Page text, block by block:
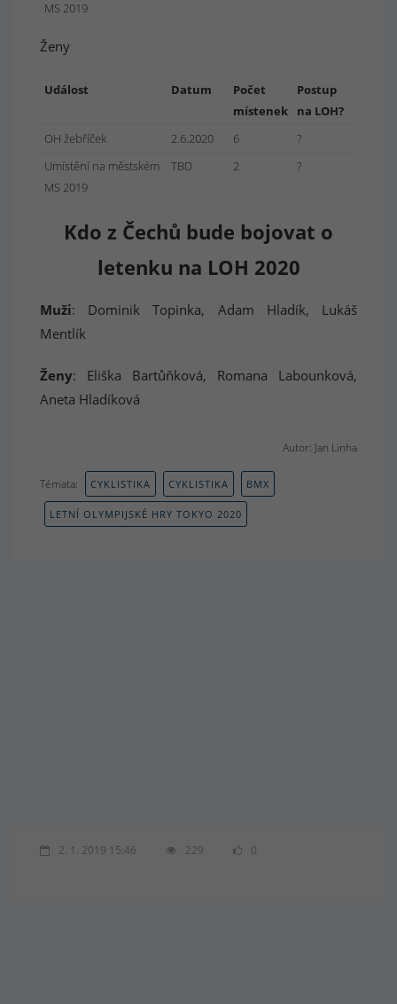
MS 2019
Ženy
Událost Datum
Počet
místenek
Postup
na LOH?
OH žebříček
2.6.2020 6
?
Umístění na městském
MS 2019
TBD 2 ?
Kdo z Čechů bude bojovat o
letenku na LOH 2020
Muži: Dominik Topinka, Adam Hladík, Lukáš
Mentlík
Ženy: Eliška Bartůňková, Romana Labounková,
Aneta Hladíková
Autor: Jan Linha
Témata: CYKLISTIKA CYKLISTIKA BMX
LETNÍ OLYMPIJSKÉ HRY TOKYO 2020
2. 1. 2019 15:46 229 0